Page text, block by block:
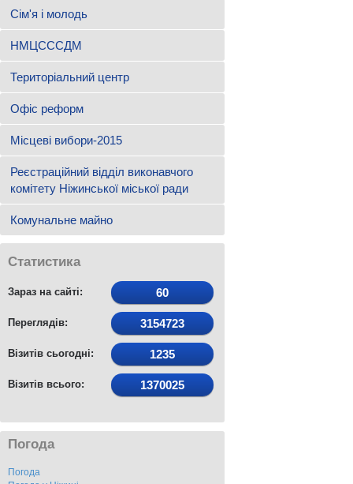
Сім'я і молодь
НМЦСССДМ
Територіальний центр
Офіс реформ
Місцеві вибори-2015
Реєстраційний відділ виконавчого
комітету Ніжинської міської ради
Комунальне майно
Статистика
Зараз на сайті: 60
Переглядів: 3154723
Візитів сьогодні: 1235
Візитів всього: 1370025
Погода
Погода